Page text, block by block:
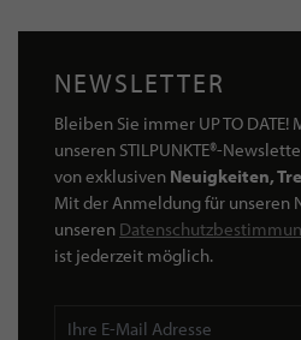
NEWSLETTER
Bleiben Sie immer UP TO
unseren STILPUNKTE®-
von exklusiven Neuigkeiten,
Mit der Anmeldung für unseren
unseren
ist jederzeit möglich.